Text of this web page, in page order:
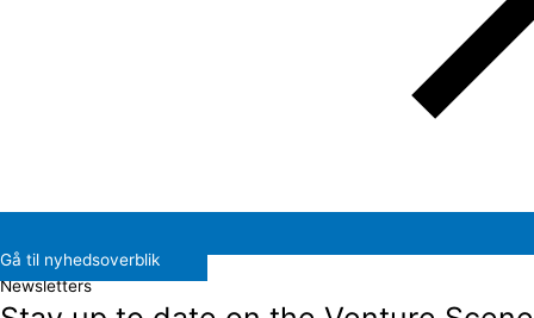
Gå til nyhedsoverblik
Newsletters